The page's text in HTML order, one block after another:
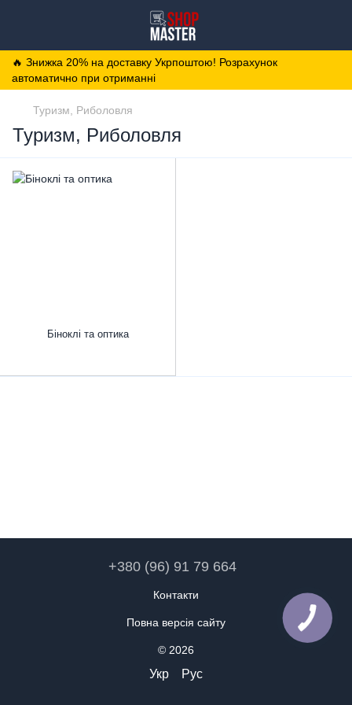
🔥 Знижка 20% на доставку Укрпоштою! Розрахунок
автоматично при отриманні
Туризм, Риболовля
Туризм, Риболовля
Біноклі та оптика
+380 (96) 91 79 664
Контакти
Повна версія сайту
© 2026
Укр Рус